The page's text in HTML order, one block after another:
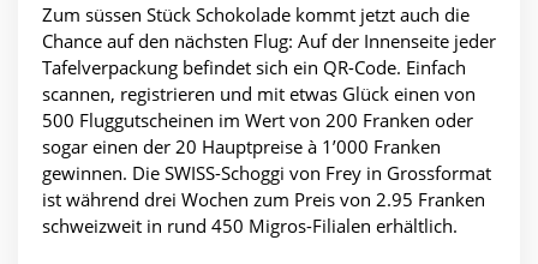
Zum süssen Stück Schokolade kommt jetzt auch die
Chance auf den nächsten Flug: Auf der Innenseite jeder
Tafelverpackung befindet sich ein QR-Code. Einfach
scannen, registrieren und mit etwas Glück einen von
500 Fluggutscheinen im Wert von 200 Franken oder
sogar einen der 20 Hauptpreise à 1’000 Franken
gewinnen. Die SWISS-Schoggi von Frey in Grossformat
ist während drei Wochen zum Preis von 2.95 Franken
schweizweit in rund 450 Migros-Filialen erhältlich.